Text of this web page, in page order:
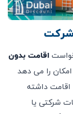
شرکت
اقامت بدون
را می دهد
اقامت داشته
شرکتی یا